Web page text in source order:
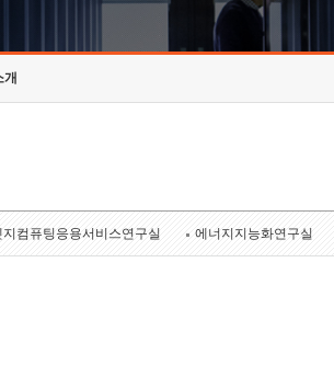
개
지컴퓨팅응용서비스연구실 에너지지능화연구실